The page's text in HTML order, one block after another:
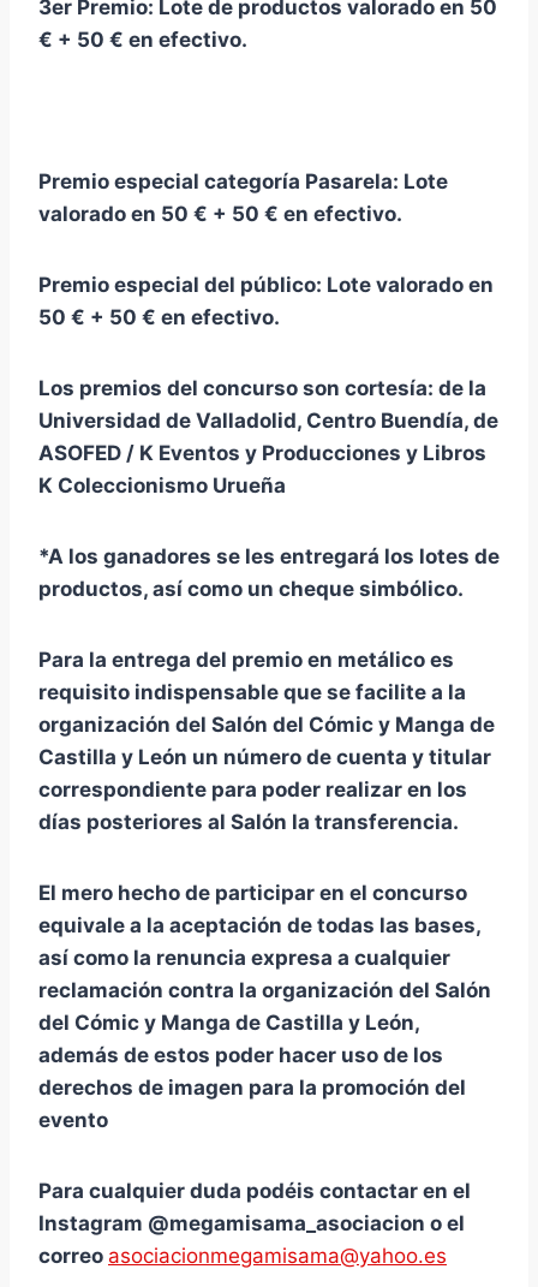
3er Premio: Lote de productos valorado en 50
€ + 50 € en efectivo.
Premio especial categoría Pasarela: Lote
valorado en 50 € + 50 € en efectivo.
Premio especial del público: Lote valorado en
50 € + 50 € en efectivo.
Los premios del concurso son cortesía: de la
Universidad de Valladolid, Centro Buendía, de
ASOFED / K Eventos y Producciones y Libros
K Coleccionismo Urueña
*A los ganadores se les entregará los lotes de
productos, así como un cheque simbólico.
Para la entrega del premio en metálico es
requisito indispensable que se facilite a la
organización del Salón del Cómic y Manga de
Castilla y León un número de cuenta y titular
correspondiente para poder realizar en los
días posteriores al Salón la transferencia.
El mero hecho de participar en el concurso
equivale a la aceptación de todas las bases,
así como la renuncia expresa a cualquier
reclamación contra la organización del Salón
del Cómic y Manga de Castilla y León,
además de estos poder hacer uso de los
derechos de imagen para la promoción del
evento
Para cualquier duda podéis contactar en el
Instagram @megamisama_asociacion o el
correo asociacionmegamisama@yahoo.es